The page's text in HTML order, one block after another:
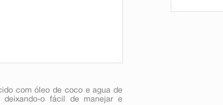
com óleo de coco e agua de
o fácil de manejar e